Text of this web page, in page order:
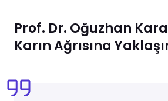
Prof. Dr. Oğuzhan
Karın Ağrısına